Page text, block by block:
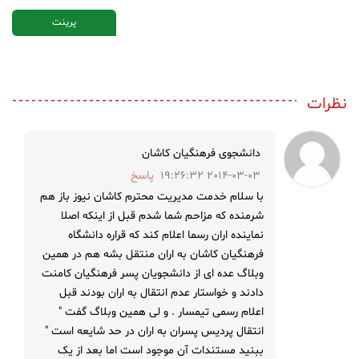
پرینت
نظرات
دانشجوی فرهنگیان کاشان
2014-03-03 19:26:32
پاسخ
با سلام خدمت مدیریت محترم کاشان نیوز باز هم
شرمنده که مزاحم شما شدم قبل از اینکه اصلا
نماینده اران رسما اعلام کند که قراره دانشگاه
فرهنگیان کاشان به اران منتقل بشه هم در همین
وبلاگ عده ای از دانشجویان پسر فرهنگیان کامنت
دادند و خواستار عدم انتقال به اران بودند قبل
اعلام رسمی تیمسار . و لی همین وبلاگ گفت "
انتقال پردیس پسران به اران در حد شایعه است "
ببنید مستندات آن موجود است اما بعد از یک